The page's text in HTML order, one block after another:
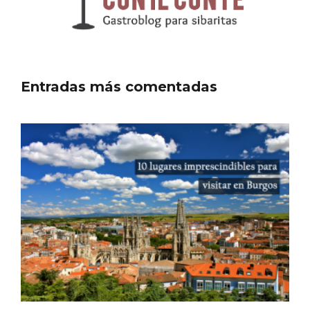
Entradas más comentadas
Fermoselle, ella la bella, el balcón de los
Arribes